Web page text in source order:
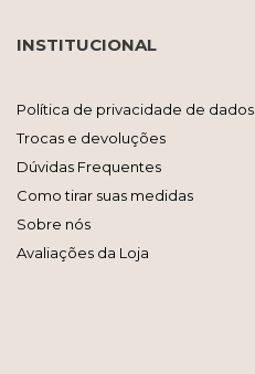
INSTITUCIONAL
Política de privacidade de dados
Trocas e devoluções
Dúvidas Frequentes
Como tirar suas medidas
Sobre nós
Avaliações da Loja